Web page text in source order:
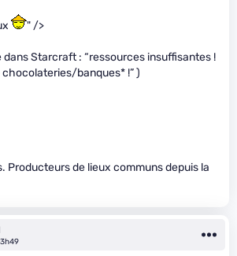
" />
Starcraft : “ressources insuffisantes !
banques* !” )
Producteurs de lieux communs depuis la